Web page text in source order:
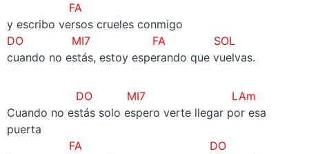
FA
y escribo versos crueles conmigo
DO MI7 FA SOL
cuando no estás, estoy esperando que vuelvas.
DO MI7 LAm
Cuando no estás solo espero verte llegar por esa
puerta
FA DO